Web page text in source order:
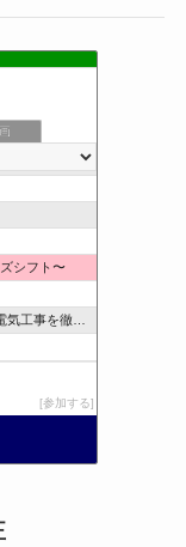
シフト〜
を徹底解説
エアコン工事
略講座
参加する